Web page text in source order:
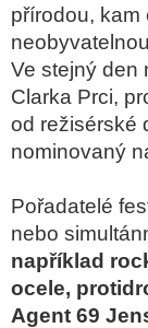
přírodou, kam
Ve stejný den
Clarka Prci,
od režisérské
nominovaný
Pořadatelé
nebo
například
ocele,
Agent 69